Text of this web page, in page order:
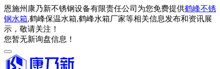
恩施州康乃新不锈钢设备有限责任公司为您免费提供鹤峰不锈
钢水箱,鹤峰保温水箱,鹤峰水箱厂家等相关信息发布和资讯展
示，敬请关注！
您暂无新询盘信息！